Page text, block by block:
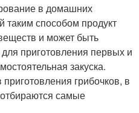
в домашних
таким способом продукт
и может быть
приготовления первых и
закуска.
грибочков, в
самые